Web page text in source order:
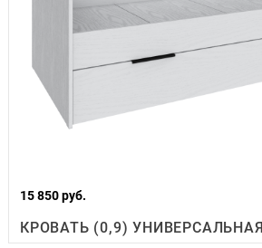
15 850 руб.
КРОВАТЬ (0,9) УНИВЕРСАЛЬНАЯ